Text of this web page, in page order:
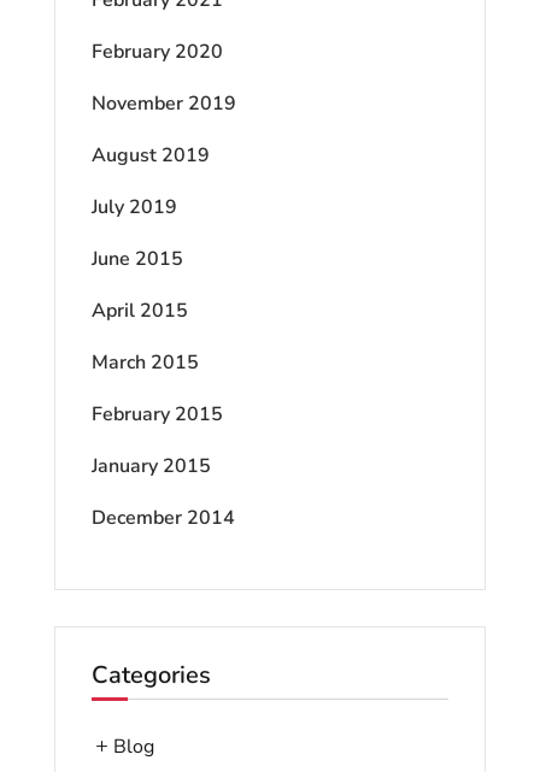
February 2020
November 2019
August 2019
July 2019
June 2015
April 2015
March 2015
February 2015
January 2015
December 2014
Categories
Blog